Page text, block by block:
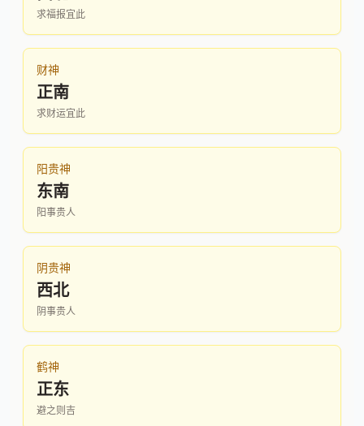
求福报宜此
财神
正南
求财运宜此
阳贵神
东南
阳事贵人
阴贵神
西北
阴事贵人
鹤神
正东
避之则吉